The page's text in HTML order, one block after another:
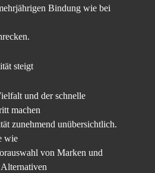
Bindung wie bei
steigt
und der schnelle
machen
zunehmend unübersichtlich.
wie
von Marken und